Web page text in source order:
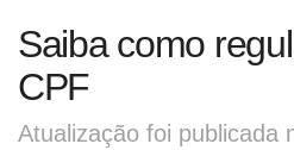
Saiba como
CPF
Atualização foi publicada